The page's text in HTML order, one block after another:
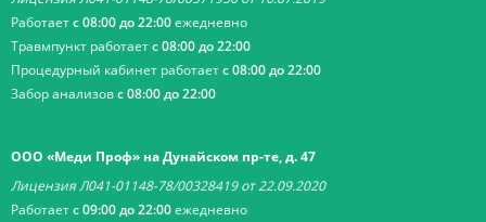
Работаетс 08:00 до 22:00ежедневно
Травмпункт работаетс 08:00 до 22:00
Процедурный кабинет работаетс 08:00 до 22:00
Забор анализовс 08:00 до 22:00
ООО «Меди Проф» на Дунайском пр-те, д. 47
Лицензия Л041-01148-78/00328419 от 22.09.2020
Работаетс 09:00 до 22:00ежедневно